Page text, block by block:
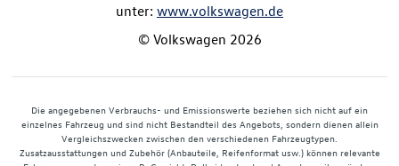
unter: www.volkswagen.de
© Volkswagen 2026
Die angegebenen Verbrauchs- und Emissionswerte beziehen sich nicht auf ein
einzelnes Fahrzeug und sind nicht Bestandteil des Angebots, sondern dienen allein
Vergleichszwecken zwischen den verschiedenen Fahrzeugtypen.
Zusatzausstattungen und Zubehör (Anbauteile, Reifenformat usw.) können relevante